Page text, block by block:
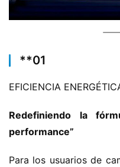
​**​01
EFICIENCIA
​Redefiniendo la
performance”​
Para los usuarios de